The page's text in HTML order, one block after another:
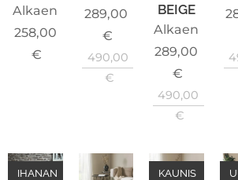
Alkaen
258,00
€
289,00
€
490,00
€
BEIGE
Alkaen
289,00
€
490,00
€
IHANAN
KAUNIS